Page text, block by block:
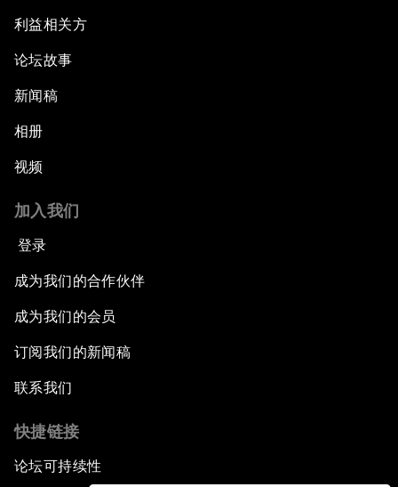
利益相关方
论坛故事
新闻稿
相册
视频
加入我们
登录
成为我们的合作伙伴
成为我们的会员
订阅我们的新闻稿
联系我们
快捷链接
论坛可持续性